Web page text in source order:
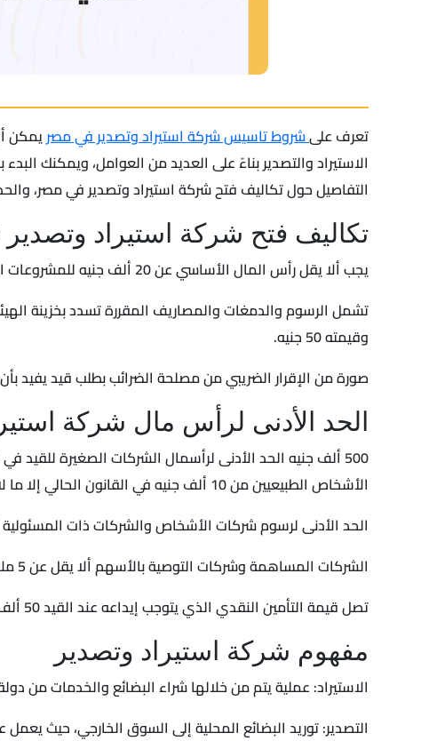
تعرف علىشروط تاسيس شركة استيراد وتصدير في مصريمكن
الاستيراد والتصدير بناءً على العديد من العوامل، ويمكنك
التفاصيل حول تكاليف فتح شركة استيراد وتصدير في مصر،
تكاليف فتح شركة استيراد
يجب ألا يقل رأس المال الأساسي عن 20 ألف جنيه للمشروعات الإنتاجية و50 ألف جنيه للأنشطة الأخرى، ليكون التصدير من أغراض تأسيس الشركة.
تشمل الرسوم والدمغات والمصاريف المقررة تسدد بخزينة
وقيمته 50 جنيه.
صورة من الإقرار الضريبي من مصلحة الضرائب بطلب قيد يفيد بأن حجم الأعمال لا يقل عن 5 مليون جنيه، وتُعفى من هذا الشرط
الحد الأدنى لرأس مال شركة
500 ألف جنيه الحد الأدنى لرأسمال الشركات الصغيرة
الأشخاص الطبيعيين من 10 ألف جنيه في القانون الحالي إلا ما لا يقل عن 500 ألف جنيه في التعديل الجديد.
الحد الأدنى لرسوم شركات الأشخاص والشركات ذات المسئولية المحدودة 15 ألف في القانون الحالي ولا يجب أن يقل عن 2 مليون جنيه تكاليف فتح
الشركات المساهمة وشركات التوصية بالأسهم ألا يقل عن 5 ملايين.
تصل قيمة التأمين النقدي الذي يتوجب إيداعه عند القيد 50 ألف جنيه، ويعد يصل الحد الأدنى لرسوم شركة استيراد وتصدير للأشخاص الطبيعيين و200 ألف جنيه للأشخاص الاعتبارية.
مفهوم شركة استيراد وتصدير
الاستيراد: عملية يتم من خلالها شراء البضائع والخدمات من
التصدير: توريد البضائع المحلية إلى السوق الخارجي، حيث